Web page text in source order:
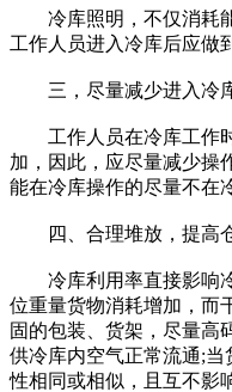
冷库照明，不仅消耗能
工作人员进入冷库后应做
三，尽量减少进入冷库
工作人员在冷库工作时
加，因此，应尽量减少操
能在冷库操作的尽量不在
四、合理堆放，提高仓
冷库利用率直接影响冷
位重量货物消耗增加，而
固的包装、货架，尽量高
供冷库内空气正常流通;
性相同或相似，且互不影